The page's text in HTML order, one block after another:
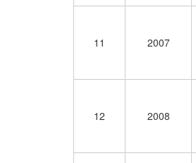
11 2007
12 2008